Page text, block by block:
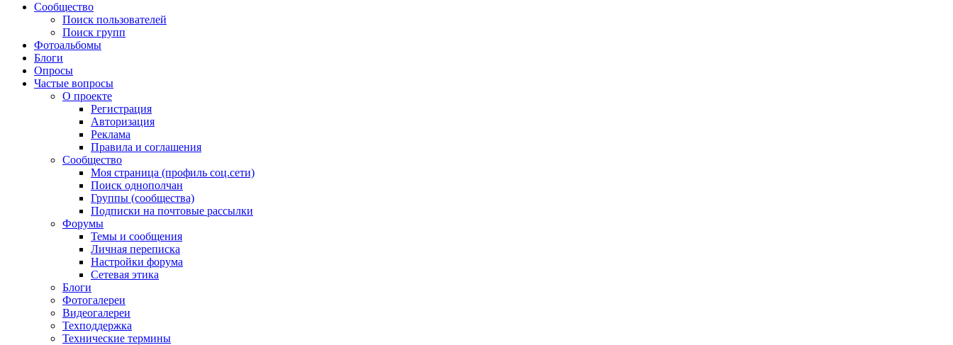
Сообщество
Поиск пользователей
Поиск групп
Фотоальбомы
Блоги
Опросы
Частые вопросы
О проекте
Регистрация
Авторизация
Реклама
Правила и соглашения
Сообщество
Моя страница (профиль соц.сети)
Поиск однополчан
Группы (сообщества)
Подписки на почтовые рассылки
Форумы
Темы и сообщения
Личная переписка
Настройки форума
Сетевая этика
Блоги
Фотогалереи
Видеогалереи
Техподдержка
Технические термины